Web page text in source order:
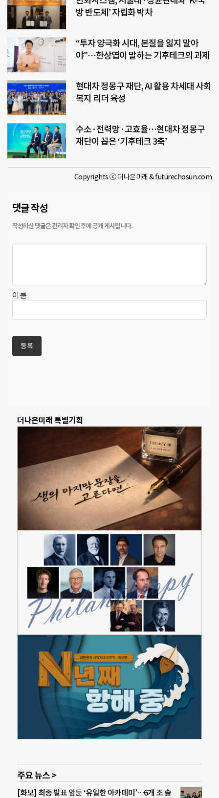
방 반도체’ 자립화 박차
“투자 양극화 시대, 본질을 잃지 말아
야”…한상엽이 말하는 기후테크의 과제
현대차 정몽구 재단, AI 활용 차세대 사회
복지 리더 육성
수소·전력망·고효율…현대차 정몽구
재단이 꼽은 ‘기후테크 3축’
Copyrights ⓒ 더나은미래 & futurechosun.com
댓글 작성
이름
더나은미래 특별기획
주요 뉴스 >
[화보] 최종 발표 앞둔 ‘유일한 아카데미’…6개 조 솔